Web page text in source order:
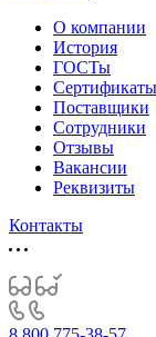
О компании
История
ГОСТы
Сертификаты
Поставщики
Сотрудники
Отзывы
Вакансии
Реквизиты
Контакты